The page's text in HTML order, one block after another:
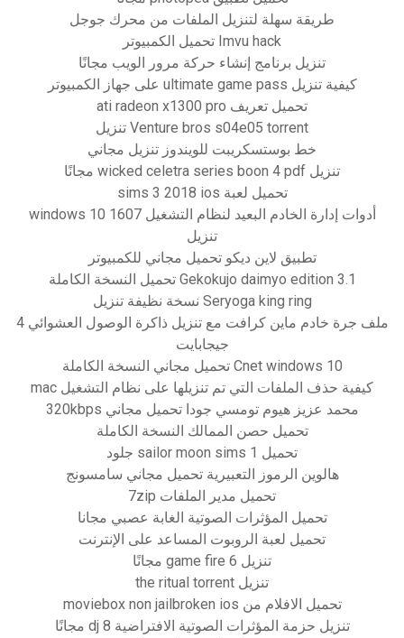
طريقة سهلة لتنزيل الملفات من محرك جوجل
Imvu hack تحميل الكمبيوتر
تنزيل برنامج إنشاء حركة مرور الويب مجانًا
كيفية تنزيل ultimate game pass على جهاز الكمبيوتر
تحميل تعريف ati radeon x1300 pro
Venture bros s04e05 torrent تنزيل
خط بوستسكريبت للويندوز تنزيل مجاني
تنزيل wicked celetra series boon 4 pdf مجانًا
تحميل لعبة sims 3 2018 ios
أدوات إدارة الخادم البعيد لنظام التشغيل windows 10 1607
تنزيل
تطبيق لاين ديكو تحميل مجاني للكمبيوتر
Gekokujo daimyo edition 3.1 تحميل النسخة الكاملة
Seryoga king ring نسخة نظيفة تنزيل
ملف جرة خادم ماين كرافت مع تنزيل ذاكرة الوصول العشوائي 4
جيجابايت
Cnet windows 10 تحميل مجاني النسخة الكاملة
كيفية حذف الملفات التي تم تنزيلها على نظام التشغيل mac
محمد عزيز هيوم تومسي جودا تحميل مجاني 320kbps
تحميل حصن الممالك النسخة الكاملة
تحميل sailor moon sims 1 جلود
هالوين الرموز التعبيرية تحميل مجاني سامسونج
تحميل مدير الملفات 7zip
تحميل المؤثرات الصوتية الغابة عصبي مجانا
تحميل لعبة الروبوت المساعد على الإنترنت
تنزيل game fire 6 مجانًا
تنزيل the ritual torrent
تحميل الافلام من moviebox non jailbroken ios
تنزيل حزمة المؤثرات الصوتية الافتراضية dj 8 مجانًا